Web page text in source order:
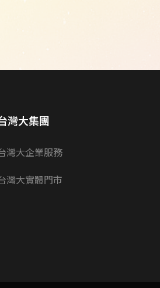
灣大集團
灣大企業服務
灣大實體門市